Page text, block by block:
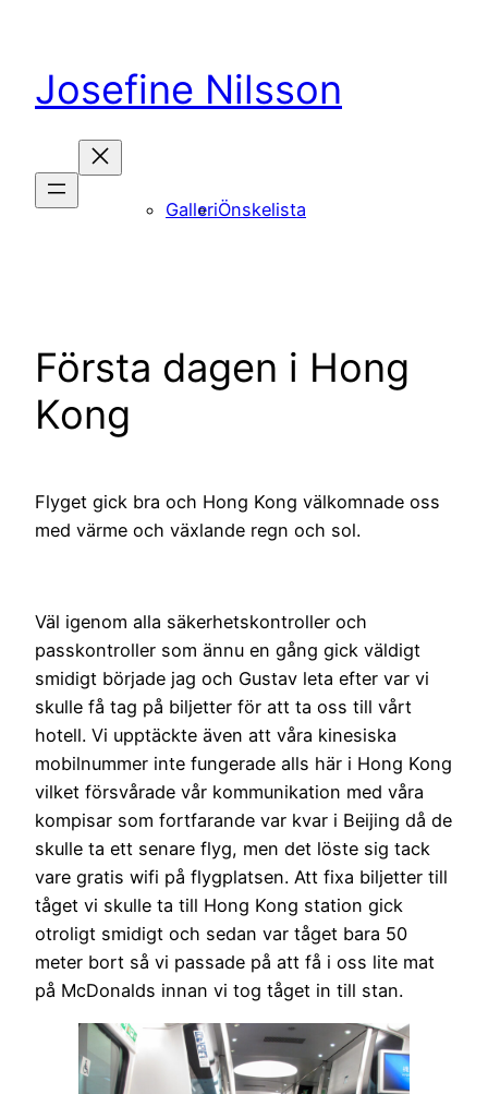
innehåll
Josefine Nilsson
GalleriÖnskelista
Första dagen i Hong
Kong
Flyget gick bra och Hong Kong välkomnade oss
med värme och växlande regn och sol.
Väl igenom alla säkerhetskontroller och
passkontroller som ännu en gång gick väldigt
smidigt började jag och Gustav leta efter var vi
skulle få tag på biljetter för att ta oss till vårt
hotell. Vi upptäckte även att våra kinesiska
mobilnummer inte fungerade alls här i Hong Kong
vilket försvårade vår kommunikation med våra
kompisar som fortfarande var kvar i Beijing då de
skulle ta ett senare flyg, men det löste sig tack
vare gratis wifi på flygplatsen. Att fixa biljetter till
tåget vi skulle ta till Hong Kong station gick
otroligt smidigt och sedan var tåget bara 50
meter bort så vi passade på att få i oss lite mat
på McDonalds innan vi tog tåget in till stan.